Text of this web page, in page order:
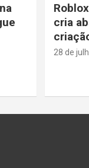
cria
28 de